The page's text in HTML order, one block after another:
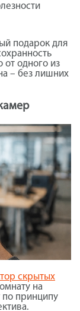
подарок для
от одного из
– без лишних
скрытых
на
по принципу